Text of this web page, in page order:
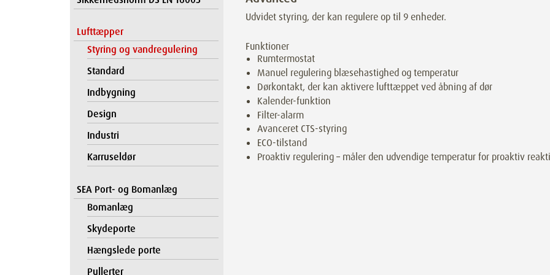
Lufttæpper
Styring og vandregulering
Standard
Indbygning
Design
Industri
Karruseldør
SEA Port- og Bomanlæg
Bomanlæg
Skydeporte
Hængslede porte
Pullerter
Udvidet styring, der kan regulere op til 9 enheder.
Funktioner
Rumtermostat
Manuel regulering blæsehastighed og temperatur
Dørkontakt, der kan aktivere lufttæppet ved åbning af dør
Kalender-funktion
Filter-alarm
Avanceret CTS-styring
ECO-tilstand
Proaktiv regulering – måler den udvendige temperatur for proaktiv